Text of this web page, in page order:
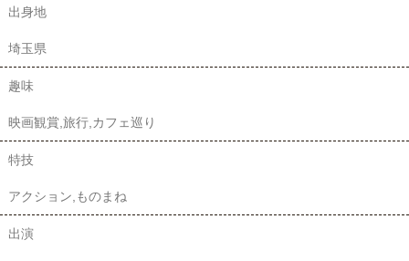
出身地
埼玉県
趣味
映画観賞,旅行,カフェ巡り
特技
アクション,ものまね
出演